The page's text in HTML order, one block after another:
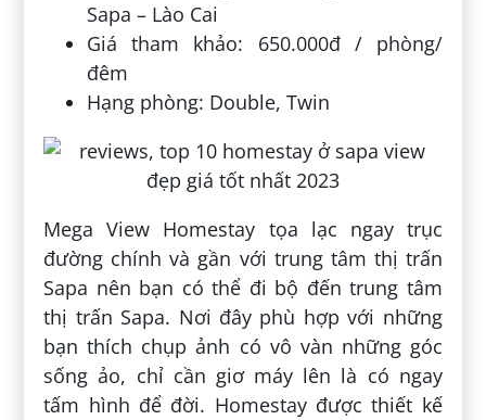
Sapa – Lào Cai
Giá tham khảo: 650.000đ / phòng/
đêm
Hạng phòng: Double, Twin
Mega View Homestay tọa lạc ngay trục
đường chính và gần với trung tâm thị trấn
Sapa nên bạn có thể đi bộ đến trung tâm
thị trấn Sapa. Nơi đây phù hợp với những
bạn thích chụp ảnh có vô vàn những góc
sống ảo, chỉ cần giơ máy lên là có ngay
tấm hình để đời. Homestay được thiết kế